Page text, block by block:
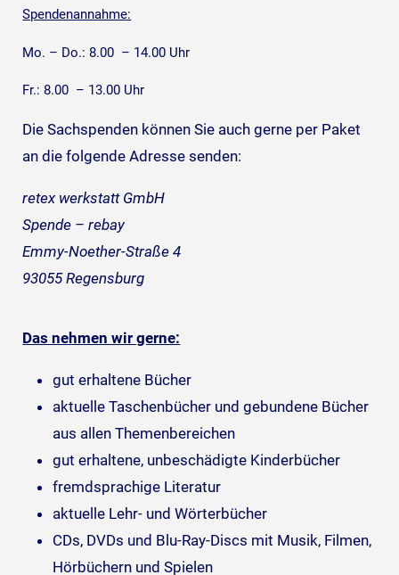
Spendenannahme:
Mo. – Do.: 8.00 – 14.00 Uhr
Fr.: 8.00 – 13.00 Uhr
Die Sachspenden können Sie auch gerne per Paket
an die folgende Adresse senden:
retex werkstatt GmbH
Spende – rebay
Emmy-Noether-Straße 4
93055 Regensburg
Das nehmen wir gerne:
gut erhaltene Bücher
aktuelle Taschenbücher und gebundene Bücher
aus allen Themenbereichen
gut erhaltene, unbeschädigte Kinderbücher
fremdsprachige Literatur
aktuelle Lehr- und Wörterbücher
CDs, DVDs und Blu-Ray-Discs mit Musik, Filmen,
Hörbüchern und Spielen